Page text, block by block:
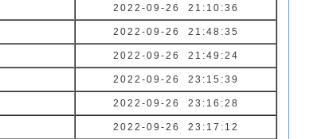
2022-09-26 21:10:36
2022-09-26 21:48:35
2022-09-26 21:49:24
2022-09-26 23:15:39
2022-09-26 23:16:28
2022-09-26 23:17:12